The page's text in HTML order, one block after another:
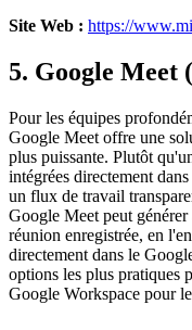
Site Web : https://
5. Google Meet
Pour les équipes
Google Meet offre une
plus puissante. Plutôt
intégrées directement
un flux de travail
Google Meet peut
réunion enregistrée, en
directement dans le
options les plus pratiques
Google Workspace pour